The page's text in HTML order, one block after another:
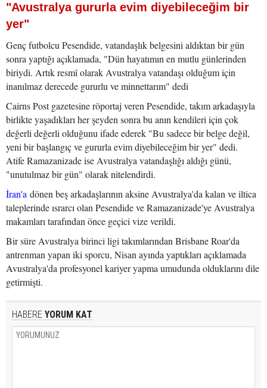
"Avustralya gururla evim diyebileceğim bir
yer"
Genç futbolcu Pesendide, vatandaşlık belgesini aldıktan bir gün
sonra yaptığı açıklamada, "Dün hayatımın en mutlu günlerinden
biriydi. Artık resmî olarak Avustralya vatandaşı olduğum için
inanılmaz derecede gururlu ve minnettarım" dedi
Cairns Post gazetesine röportaj veren Pesendide, takım arkadaşıyla
birlikte yaşadıkları her şeyden sonra bu anın kendileri için çok
değerli değerli olduğunu ifade ederek "Bu sadece bir belge değil,
yeni bir başlangıç ve gururla evim diyebileceğim bir yer" dedi.
Atife Ramazanizade ise Avustralya vatandaşlığı aldığı günü,
"unutulmaz bir gün" olarak nitelendirdi.
İran'a dönen beş arkadaşlarının aksine Avustralya'da kalan ve iltica
taleplerinde ısrarcı olan Pesendide ve Ramazanizade'ye Avustralya
makamları tarafından önce geçici vize verildi.
Bir süre Avustralya birinci ligi takımlarından Brisbane Roar'da
antrenman yapan iki sporcu, Nisan ayında yaptıkları açıklamada
Avustralya'da profesyonel kariyer yapma umudunda olduklarını dile
getirmişti.
HABERE YORUM KAT